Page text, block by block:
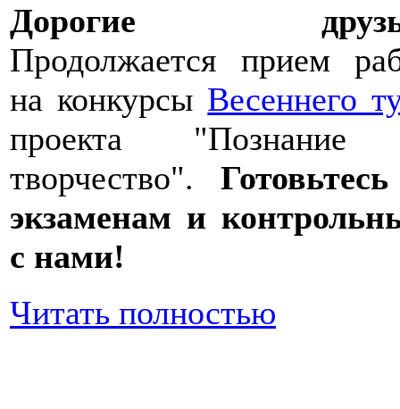
Дорогие
Продолжается прием
на конкурсы Весеннего
проекта
творчество".
экзаменам и
с нами!
Читать полностью